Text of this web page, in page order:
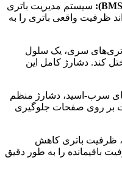
سیستم مدیریت باتری
ظرفیت واقعی باتری را به
سری، یک سلول
کند. دشارژ کامل این
سرب-اسید، دشارژ منظم
بر روی صفحات جلوگیری
ظرفیت باتری کاهش
باقیمانده را به طور دقیق